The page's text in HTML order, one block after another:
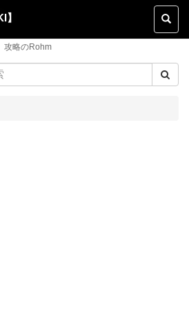
Toggle
】
攻略のRohm